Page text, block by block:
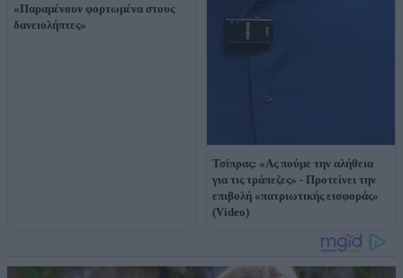
«Παραμένουν φορτωμένα στους
δανειολήπτες»
Τσίπρας: «Ας πούμε την αλήθεια
για τις τράπεζες» - Προτείνει την
επιβολή «πατριωτικής εισφοράς»
(Video)